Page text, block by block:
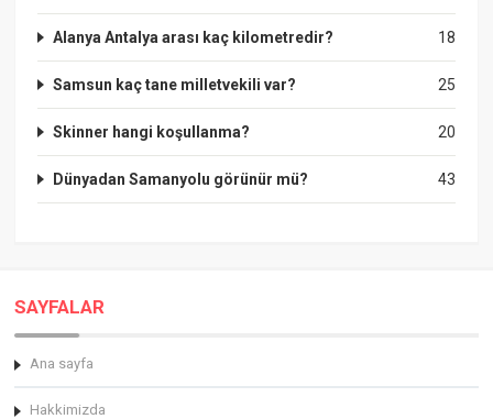
18
Alanya Antalya arası kaç kilometredir?
25
Samsun kaç tane milletvekili var?
20
Skinner hangi koşullanma?
43
Dünyadan Samanyolu görünür mü?
SAYFALAR
Ana sayfa
Hakkimizda